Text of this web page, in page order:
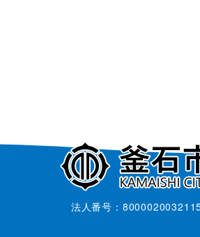
法人番号：